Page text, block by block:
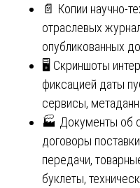
📄 Копии научно-
отраслевых
опубликованных
🖥️ Скриншоты
фиксацией даты
сервисы,
🏭 Документы об
договоры
передачи,
буклеты,